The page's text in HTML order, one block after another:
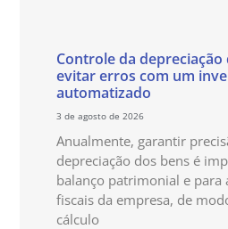
Controle da depreciação
evitar erros com um
automatizado
3 de agosto de 2026
Anualmente, garantir
depreciação dos bens é
balanço patrimonial e para
fiscais da empresa, de
cálculo